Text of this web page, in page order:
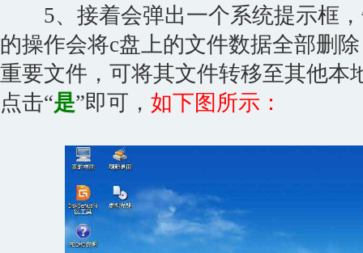
5、接着会弹出一个系统提示框，
的操作会将c盘上的文件数据全部删
重要文件，可将其文件转移至其他本
点击“是”即可， 如下图所示：